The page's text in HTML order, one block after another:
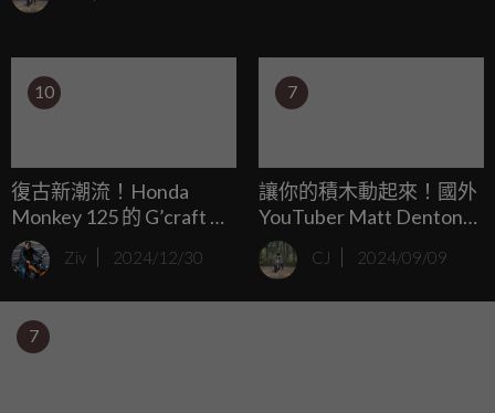
125的車迷，但你懶得自己改裝愛車或是你很喜歡ADV風格
10
復古新潮流！Honda
Monkey 125 的 G’craft 改
裝術，你也可以輕鬆複
製！
Ziv 2024/12/30
7
讓你的積木動起來！國外
YouTuber Matt Denton組
裝出能實際騎乘的LEGO
積木Monkey Bike
CJ 2024/09/09
7